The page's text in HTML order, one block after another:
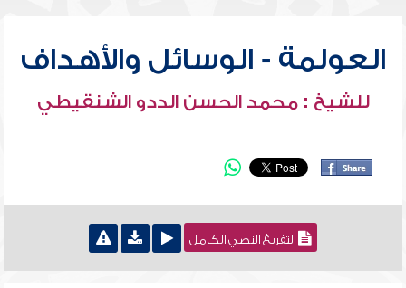
العولمة - الوسائل والأهداف
للشيخ : محمد الحسن الددو الشنقيطي
التفريغ النصي الكامل